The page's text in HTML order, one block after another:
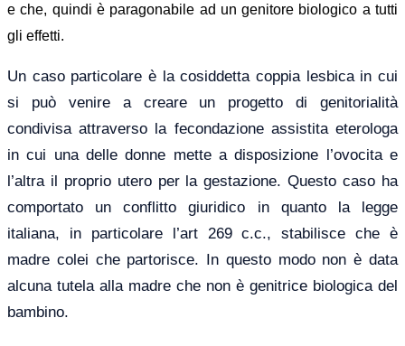
e che, quindi è paragonabile ad un genitore biologico a tutti
gli effetti.
Un caso particolare è la cosiddetta coppia lesbica in cui
si può venire a creare un progetto di genitorialità
condivisa attraverso la fecondazione assistita eterologa
in cui una delle donne mette a disposizione l’ovocita e
l’altra il proprio utero per la gestazione. Questo caso ha
comportato un conflitto giuridico in quanto la legge
italiana, in particolare l’art 269 c.c., stabilisce che è
madre colei che partorisce. In questo modo non è data
alcuna tutela alla madre che non è genitrice biologica del
bambino.